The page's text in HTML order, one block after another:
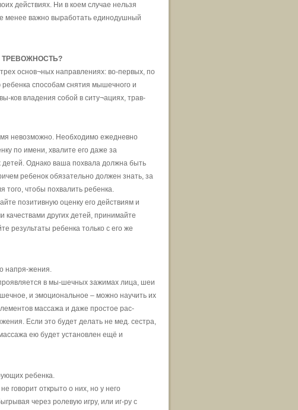
действиях. Ни в коем случае нельзя
менее важно выработать единодушный
ТРЕВОЖНОСТЬ?
основ¬ных направлениях: во-первых, по
способам снятия мышечного и
ков владения собой в ситу¬ациях, трав-
невозможно. Необходимо ежедневно
по имени, хвалите его даже за
детей. Однако ваша похвала должна быть
ребенок обязательно должен знать, за
того, чтобы похвалить ребенка.
позитивную оценку его действиям и
качествами других детей, принимайте
результаты ребенка только с его же
напря-жения.
в мы-шечных зажимах лица, шеи
и эмоциональное – можно научить их
массажа и даже простое рас-
Если это будет делать не мед. сестра,
ею будет установлен ещё и
ребенка.
говорит открыто о них, но у него
через ролевую игру, или иг-ру с